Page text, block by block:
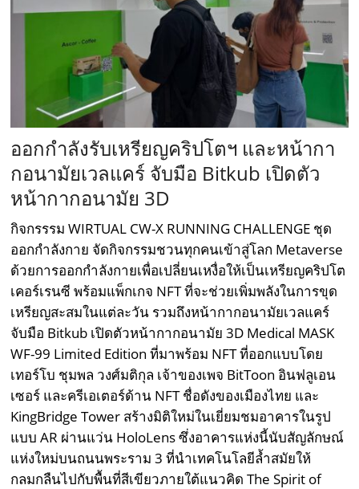
ออกกำลังรับเหรียญคริปโตฯ และหน้ากา
กอนามัยเวลแคร์ จับมือ Bitkub เปิดตัว
หน้ากากอนามัย 3D
กิจกรรรม WIRTUAL CW-X RUNNING CHALLENGE ชุด
ออกกำลังกาย จัดกิจกรรมชวนทุกคนเข้าสู่โลก Metaverse
ด้วยการออกกำลังกายเพื่อเปลี่ยนเหงื่อให้เป็นเหรียญคริปโต
เคอร์เรนซี พร้อมแพ็กเกจ NFT ที่จะช่วยเพิ่มพลังในการขุด
เหรียญสะสมในแต่ละวัน รวมถึงหน้ากากอนามัยเวลแคร์
จับมือ Bitkub เปิดตัวหน้ากากอนามัย 3D Medical MASK
WF-99 Limited Edition ที่มาพร้อม NFT ที่ออกแบบโดย
เทอร์โบ ชุมพล วงศ์มติกุล เจ้าของเพจ BitToon อินฟลูเอน
เซอร์ และครีเอเตอร์ด้าน NFT ชื่อดังของเมืองไทย และ
KingBridge Tower สร้างมิติใหม่ในเยี่ยมชมอาคารในรูป
แบบ AR ผ่านแว่น HoloLens ซึ่งอาคารแห่งนี้นับสัญลักษณ์
แห่งใหม่บนถนนพระราม 3 ที่นำเทคโนโลยีล้ำสมัยให้
กลมกลืนไปกับพื้นที่สีเขียวภายใต้แนวคิด The Spirit of